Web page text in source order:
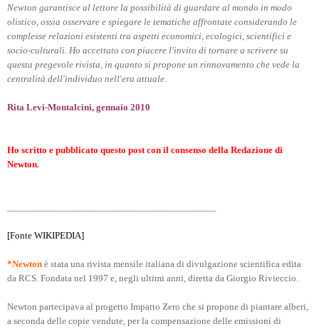
Newton garantisce al lettore la possibilità di guardare al mondo in modo
olistico, ossia osservare e spiegare le tematiche affrontate considerando le
complesse relazioni esistenti tra aspetti economici, ecologici, scientifici e
socio-culturali. Ho accettato con piacere l'invito di tornare a scrivere su
questa pregevole rivista, in quanto si propone un rinnovamento che vede la
centralità dell'individuo nell'era attuale.
Rita Levi-Montalcini, gennaio 2010
Ho scritto e pubblicato questo post con il consenso della Redazione di
Newton.
[Fonte WIKIPEDIA]
*Newton è stata una rivista mensile italiana di divulgazione scientifica edita
da RCS. Fondata nel 1997 e, negli ultimi anni, diretta da Giorgio Rivieccio.
Newton partecipava al progetto Impatto Zero che si propone di piantare alberi,
a seconda delle copie vendute, per la compensazione delle emissioni di